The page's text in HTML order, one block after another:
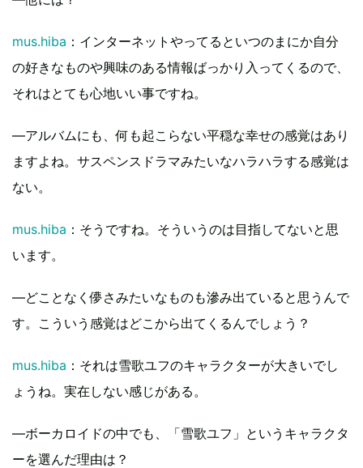
mus.hiba ：インターネットやってるといつのまにか自分
の好きなものや興味のある情報ばっかり入ってくるので、
それはとても心地いい事ですね。
―アルバムにも、何も起こらない平穏な幸せの感覚はあり
ますよね。サスペンスドラマみたいなハラハラする感覚は
ない。
mus.hiba ：そうですね。そういうのは目指してないと思
います。
―どことなく儚さみたいなものも滲み出ていると思うんで
す。こういう感覚はどこから出てくるんでしょう？
mus.hiba ：それは雪歌ユフのキャラクターが大きいでし
ょうね。実在しない感じがある。
―ボーカロイドの中でも、「雪歌ユフ」というキャラクタ
ーを選んだ理由は？